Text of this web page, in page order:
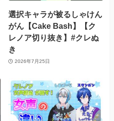
選択キャラが被るしゃけん
がん【Cake Bash】【ク
レノア切り抜き】#クレぬ
き
2026年7月25日